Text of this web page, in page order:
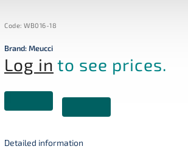
Code: WB016-18
Brand:Meucci
Log in to see prices.
Detailed information